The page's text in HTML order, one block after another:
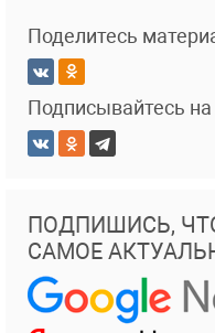
Поделитесь
Подписывайтесь на
ПОДПИШИСЬ,
САМОЕ